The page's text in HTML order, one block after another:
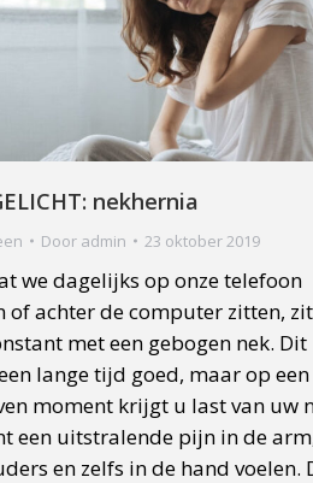
nekhernia
Door admin 23 oktober 2019
we dagelijks op onze telefoon
of achter de computer zitten,
met een gebogen nek. Dit
lange tijd goed, maar op een
moment krijgt u last van uw
een uitstralende pijn in de
en zelfs in de hand voelen.